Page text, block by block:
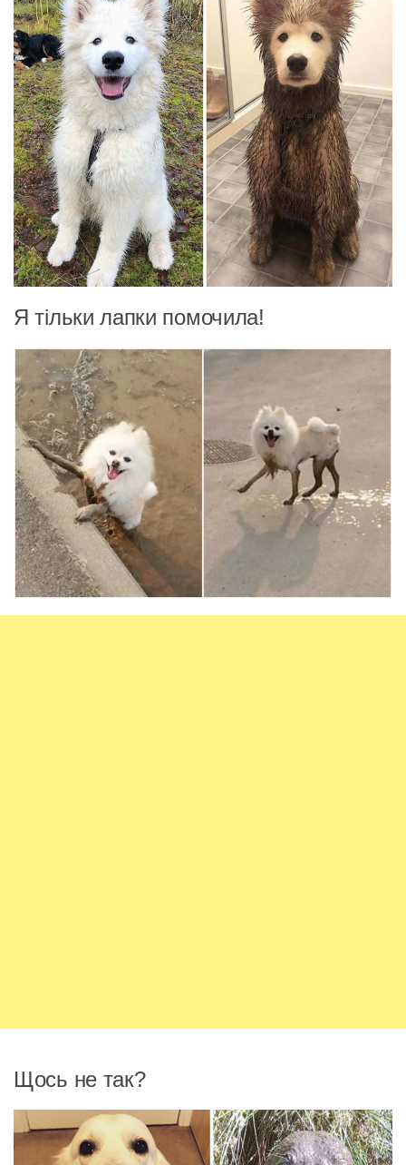
Я тільки лапки помочила!
Щось не так?